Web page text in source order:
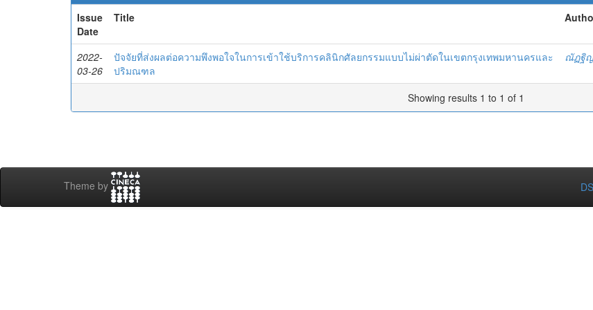
Issue
Date
Title
2022-
03-26
ปัจจัยที่ส่งผลต่อความพึงพอใจในการเข้าใช้บริการคลินิกศัลยกรรมแบบไม่ผ่าตัดในเขตกรุงเทพมหานครและ
ปริมณฑล
ณัฏฐิญ
Showing results 1 to 1 of 1
Theme by